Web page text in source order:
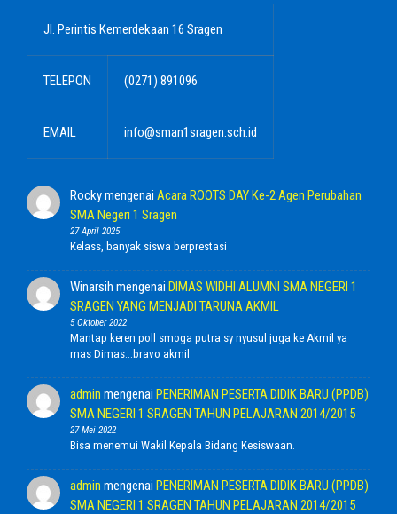
Jl. Perintis Kemerdekaan 16 Sragen
TELEPON (0271) 891096
EMAIL info@sman1sragen.sch.id
Rockymengenai Acara ROOTS DAY Ke-2 Agen Perubahan
SMA Negeri 1 Sragen
27 April 2025
Kelass, banyak siswa berprestasi
Winarsih mengenai DIMAS WIDHI ALUMNI SMA NEGERI 1
SRAGEN YANG MENJADI TARUNA AKMIL
5 Oktober 2022
Mantap keren poll smoga putra sy nyusul juga ke Akmil ya
mas Dimas...bravo akmil
admin mengenai PENERIMAN PESERTA DIDIK BARU (PPDB)
SMA NEGERI 1 SRAGEN TAHUN PELAJARAN 2014/2015
27 Mei 2022
Bisa menemui Wakil Kepala Bidang Kesiswaan.
admin mengenai PENERIMAN PESERTA DIDIK BARU (PPDB)
SMA NEGERI 1 SRAGEN TAHUN PELAJARAN 2014/2015